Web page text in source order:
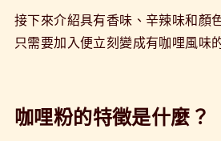
接下來介紹具有香味、辛辣味和顏
只需要加入便立刻變成有咖哩風味
咖哩粉的特徵是什麼？